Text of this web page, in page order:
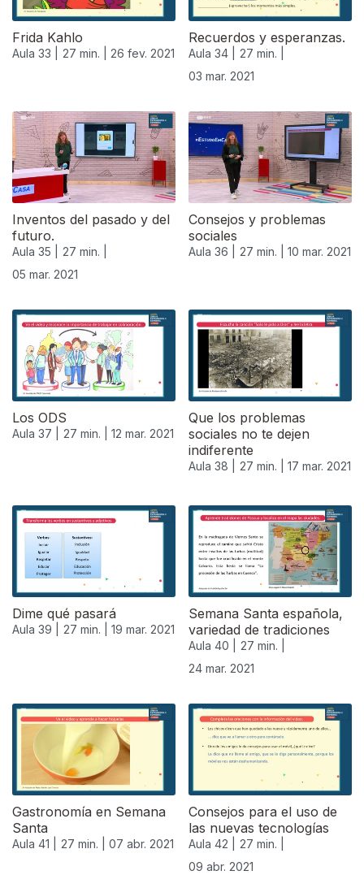
Frida Kahlo
Aula 33 | 27 min. | 26 fev. 2021
Recuerdos y esperanzas.
Aula 34 |
27 min. |
03 mar. 2021
Inventos del pasado y del
futuro.
Aula 35 |
27 min. |
05 mar. 2021
Consejos y problemas
sociales
Aula 36 | 27 min. | 10 mar. 2021
529586
Los ODS
Aula 37 | 27 min. | 12 mar. 2021
Que los problemas
sociales no te dejen
indiferente
Aula 38 | 27 min. | 17 mar. 2021
Dime qué pasará
Aula 39 | 27 min. | 19 mar. 2021
Semana Santa española,
variedad de tradiciones
Aula 40 |
27 min. |
24 mar. 2021
Gastronomía en Semana
Santa
Aula 41 | 27 min. | 07 abr. 2021
Consejos para el uso de
las nuevas tecnologías
Aula 42 |
27 min. |
09 abr. 2021